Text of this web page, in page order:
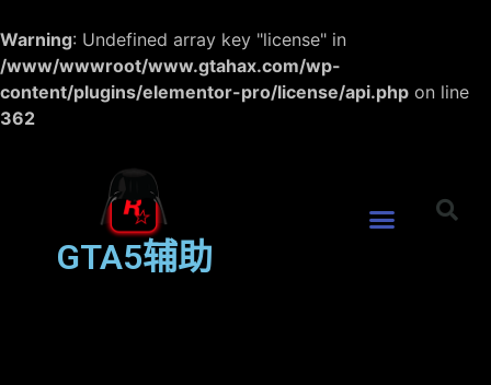
Warning: Undefined array key "license" in
/www/wwwroot/www.gtahax.com/wp-
content/plugins/elementor-pro/license/api.php on line
362
GTA5辅助